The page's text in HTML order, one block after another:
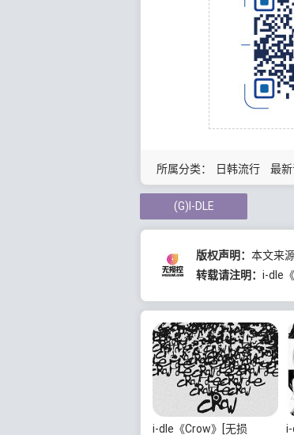
所属分类： 日韩流行 最
(G)I-DLE
版权声明： 本文来
转载请注明： i-dle
i-dle《Crow》[无损